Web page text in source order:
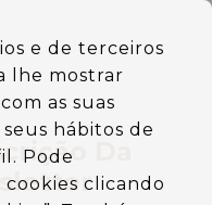
Da
e de terceiros
lhe mostrar
as suas
hábitos de
Pode
clicando